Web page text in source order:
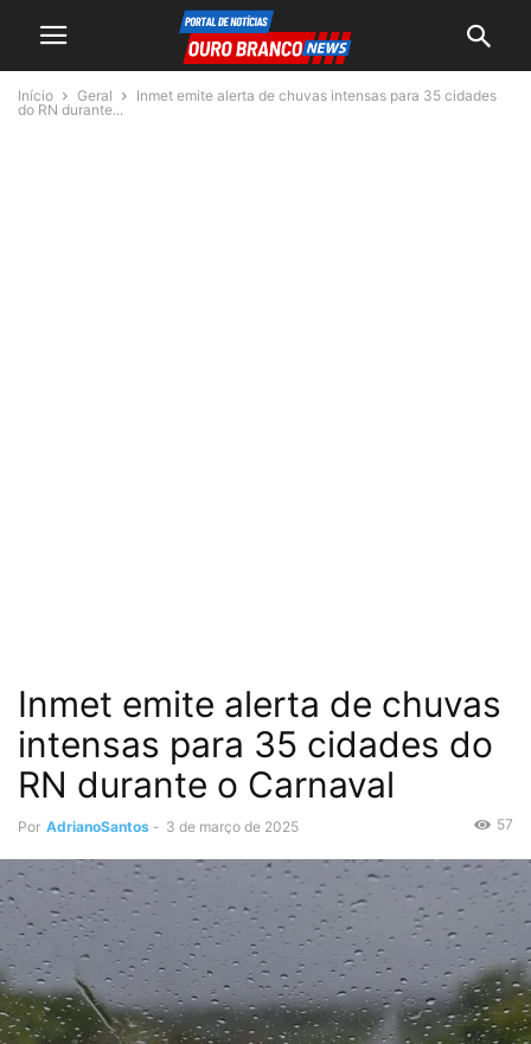
Início Geral
Inmet emite alerta de chuvas intensas para 35 cidades
do RN durante...
Inmet emite alerta de chuvas
intensas para 35 cidades do
RN durante o Carnaval
Por AdrianoSantos - 3 de março de 2025 57